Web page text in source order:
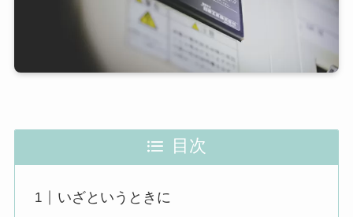
目次
いざというときに